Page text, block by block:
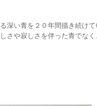
深い青を２０年間描き続け
や寂しさを伴った青でなく